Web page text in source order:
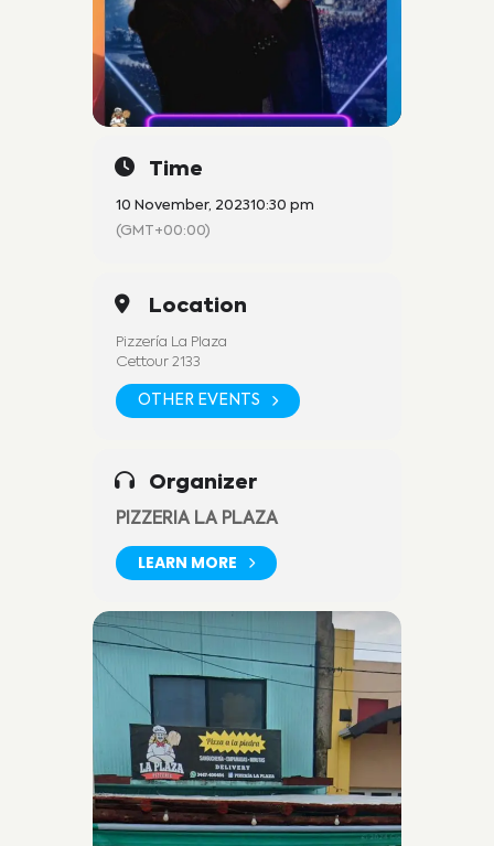
Time
10 November, 202310:30 pm
(GMT+00:00)
Location
Pizzería La Plaza
Cettour 2133
OTHER EVENTS
Organizer
PIZZERIA LA PLAZA
LEARN MORE